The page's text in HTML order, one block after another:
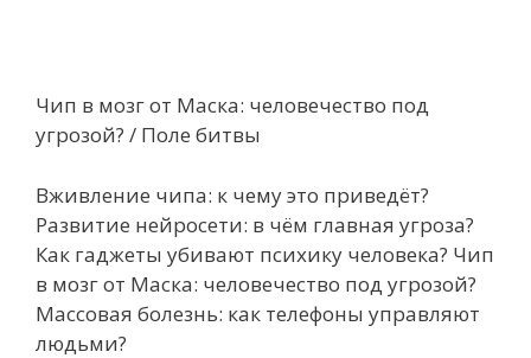
Чип в мозг от Маска: человечество под
угрозой? / Поле битвы
Вживление чипа: к чему это приведёт?
Развитие нейросети: в чём главная угроза?
Как гаджеты убивают психику человека? Чип
в мозг от Маска: человечество под угрозой?
Массовая болезнь: как телефоны управляют
людьми?